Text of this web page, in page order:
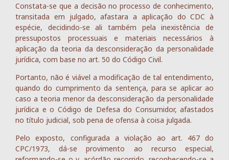
Constata-se que a decisão no processo de conhecimento,
transitada em julgado, afastara a aplicação do CDC à
espécie, decidindo-se ali também pela inexistência de
pressupostos processuais e materiais necessários à
aplicação da teoria da desconsideração da personalidade
jurídica, com base no art. 50 do Código Civil.
Portanto, não é viável a modificação de tal entendimento,
quando do cumprimento da sentença, para se aplicar ao
caso a teoria menor da desconsideração da personalidade
jurídica e o Código de Defesa do Consumidor, afastados
no título judicial, sob pena de ofensa à coisa julgada.
Pelo exposto, configurada a violação ao art. 467 do
CPC/1973, dá-se provimento ao recurso especial,